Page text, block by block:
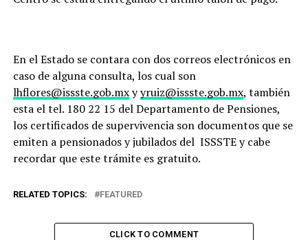
En el Estado se contara con dos correos electrónicos en
caso de alguna consulta, los cual son
lhflores@issste.gob.mxyyruiz@issste.gob.mx, también
esta el tel. 180 22 15 del Departamento de Pensiones,
los certificados de supervivencia son documentos que se
emiten a pensionados y jubilados del ISSSTE y cabe
recordar que este trámite es gratuito.
RELATED TOPICS: FEATURED
CLICK TO COMMENT